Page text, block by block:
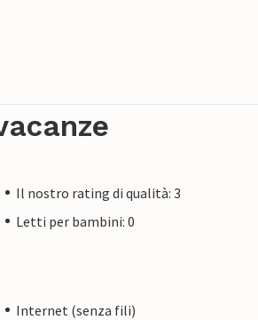
Il nostro rating di qualità: 3
Letti per bambini: 0
Internet (senza fili)